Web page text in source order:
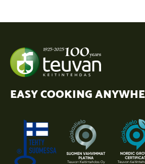
EASY COOKING